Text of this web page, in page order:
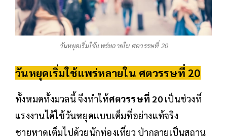
วันหยุดเริ่มใช้แพร่หลายใน ศตวรรษที่ 20
วันหยุดเริ่มใช้แพร่หลายใน ศตวรรษที่ 20
ทั้งหมดทั้งมวลนี้ จึงทำให้ศตวรรษที่ 20เป็นช่วงที่
แรงงานได้ใช้วันหยุดแบบเต็มที่อย่างแท้จริง
ชายหาดเต็มไปด้วยนักท่องเที่ยว ป่ากลายเป็นสถาน